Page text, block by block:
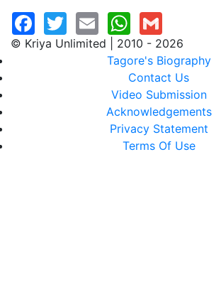
© Kriya Unlimited | 2010 - 2026
Tagore's Biography
Contact Us
Video Submission
Acknowledgements
Privacy Statement
Terms Of Use